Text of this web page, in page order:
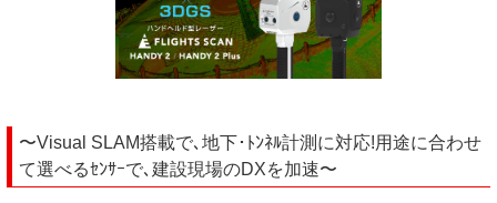
〜Visual SLAM搭載で､地下･ﾄﾝﾈﾙ計測に対応!用途に合わせ
て選べるｾﾝｻｰで､建設現場のDXを加速〜